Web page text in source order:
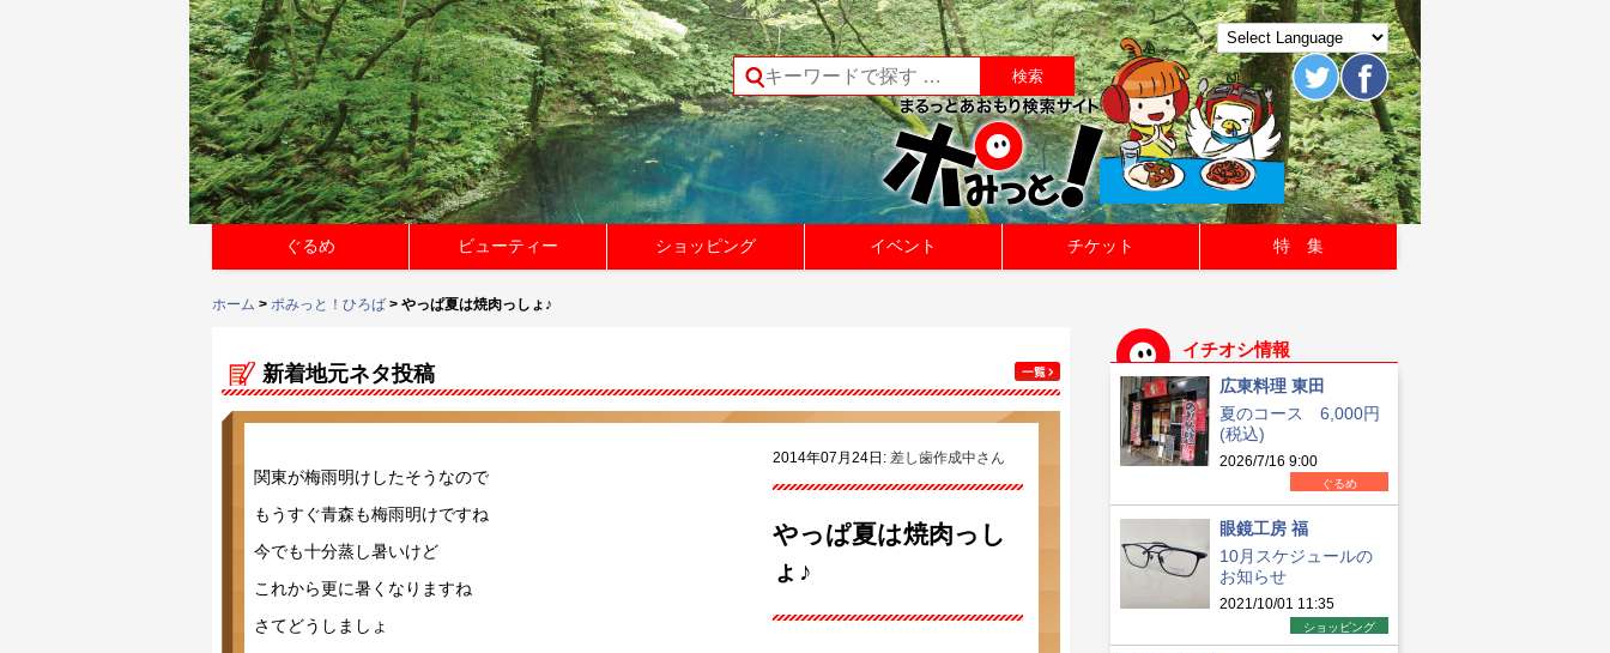
ぐるめ ビューティー ショッピング イベント チケット 特 集
ホーム > ポみっと！ひろば > やっぱ夏は焼肉っしょ♪
新着地元ネタ投稿
2014年07月24日: 差し歯作成中さん
やっぱ夏は焼肉っし
ょ♪
関東が梅雨明けしたそうなので
もうすぐ青森も梅雨明けですね
今でも十分蒸し暑いけど
これから更に暑くなりますね
さてどうしましょ
イチオシ情報
広東料理 東田
夏のコース 6,000円
(税込)
2026/7/16 9:00
ぐるめ
眼鏡工房 福
10月スケジュールの
お知らせ
2021/10/01 11:35
ショッピング